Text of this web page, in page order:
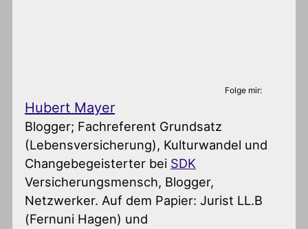
Folge mir:
Hubert Mayer
Blogger; Fachreferent Grundsatz
(Lebensversicherung), Kulturwandel und
Changebegeisterter bei SDK
Versicherungsmensch, Blogger,
Netzwerker. Auf dem Papier: Jurist LL.B
(Fernuni Hagen) und